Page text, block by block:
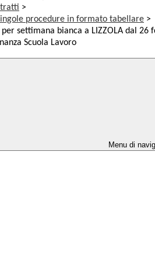
>
procedure in formato tabellare >
per settimana bianca a LIZZOLA dal
Scuola Lavoro
Menu di